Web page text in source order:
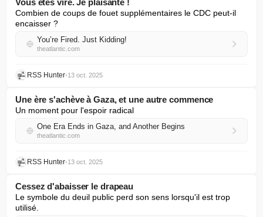
Vous êtes viré. Je plaisante !
Combien de coups de fouet supplémentaires le CDC peut-il
encaisser ?
You’re Fired. Just Kidding!
theatlantic.com
RSS Hunter•13 oct. 2025
Une ère s'achève à Gaza, et une autre commence
Un moment pour l'espoir radical
One Era Ends in Gaza, and Another Begins
theatlantic.com
RSS Hunter•13 oct. 2025
Cessez d'abaisser le drapeau
Le symbole du deuil public perd son sens lorsqu'il est trop
utilisé.